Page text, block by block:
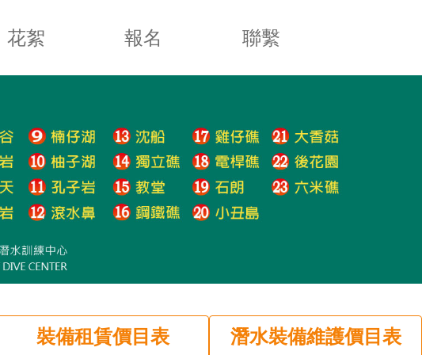
花絮 報名 聯繫
裝備租賃價目表 潛水裝備維護價目表